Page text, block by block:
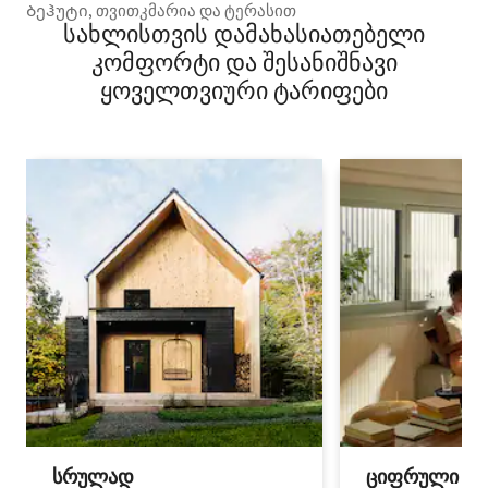
Ბეჰუტი, თვითკმარია და ტერასით
სახლისთვის დამახასიათებელი
კომფორტი და შესანიშნავი
ყოველთვიური ტარიფები
სრულად ციფრული